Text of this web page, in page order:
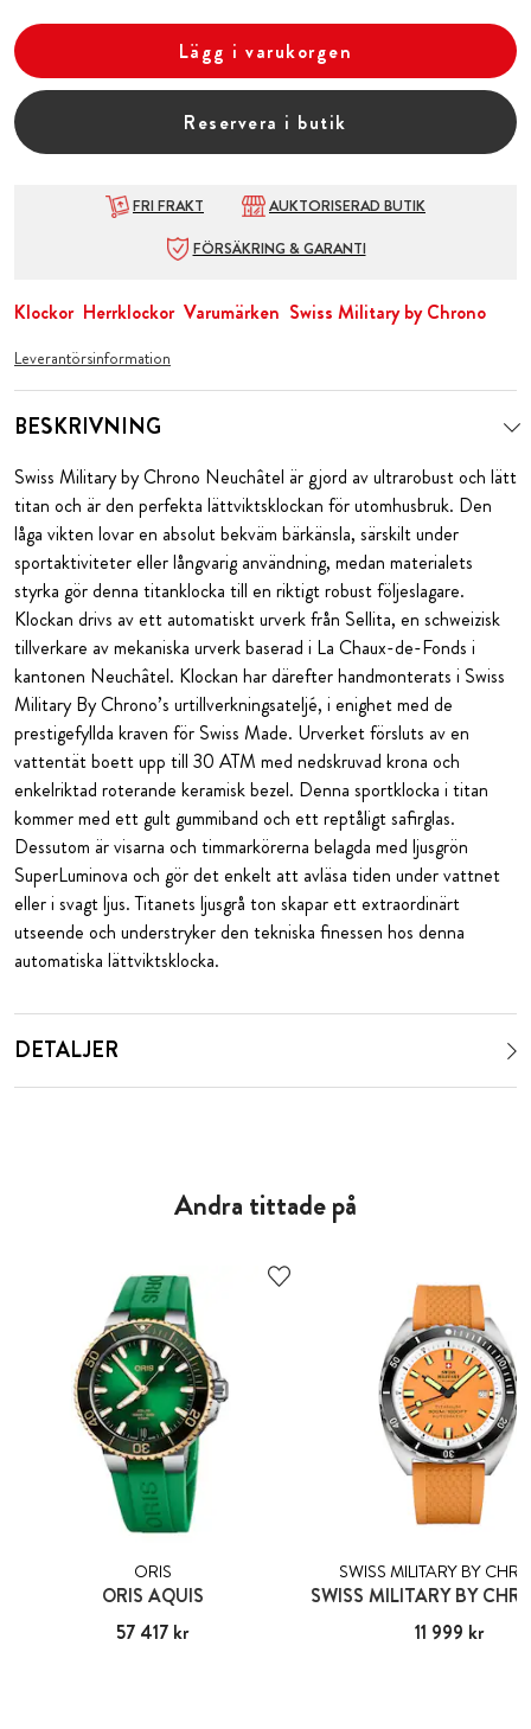
Lägg i varukorgen
Reservera i butik
FRI FRAKT
AUKTORISERAD BUTIK
FÖRSÄKRING & GARANTI
Klockor Herrklockor Varumärken Swiss Military by Chrono
Leverantörsinformation
BESKRIVNING
Swiss Military by Chrono Neuchâtel är gjord av ultrarobust och lätt
titan och är den perfekta lättviktsklockan för utomhusbruk. Den
låga vikten lovar en absolut bekväm bärkänsla, särskilt under
sportaktiviteter eller långvarig användning, medan materialets
styrka gör denna titanklocka till en riktigt robust följeslagare.
Klockan drivs av ett automatiskt urverk från Sellita, en schweizisk
tillverkare av mekaniska urverk baserad i La Chaux-de-Fonds i
kantonen Neuchâtel. Klockan har därefter handmonterats i Swiss
Military By Chrono’s urtillverkningsateljé, i enighet med de
prestigefyllda kraven för Swiss Made. Urverket försluts av en
vattentät boett upp till 30 ATM med nedskruvad krona och
enkelriktad roterande keramisk bezel. Denna sportklocka i titan
kommer med ett gult gummiband och ett reptåligt safirglas.
Dessutom är visarna och timmarkörerna belagda med ljusgrön
SuperLuminova och gör det enkelt att avläsa tiden under vattnet
eller i svagt ljus. Titanets ljusgrå ton skapar ett extraordinärt
utseende och understryker den tekniska finessen hos denna
automatiska lättviktsklocka.
DETALJER
Andra tittade på
ORIS
ORIS AQUIS
Pris: 57 417 kr
57 417 kr
SWISS MILITARY BY
Pris:11 999 kr
11 999 kr